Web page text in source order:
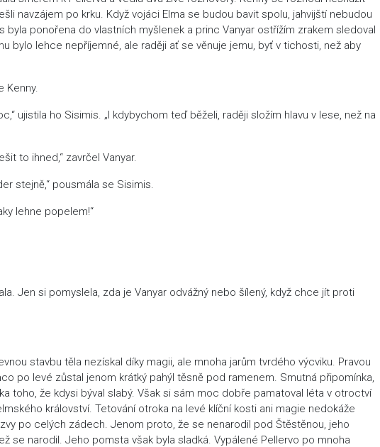
navzájem po krku. Když vojáci Elma se budou bavit spolu, jahvijští nebudou
byla ponořena do vlastních myšlenek a princ Vanyar ostřížím zrakem sledoval
bylo lehce nepříjemné, ale raději ať se věnuje jemu, byť v tichosti, než aby
Kenny.
ujistila ho Sisimis. „I kdybychom teď běželi, raději složím hlavu v lese, než na
to ihned,“ zavrčel Vanyar.
stejně,“ pousmála se Sisimis.
lehne popelem!“
Jen si pomyslela, zda je Vanyar odvážný nebo šílený, když chce jít proti
stavbu těla nezískal díky magii, ale mnoha jarům tvrdého výcviku. Pravou
po levé zůstal jenom krátký pahýl těsně pod ramenem. Smutná připomínka,
toho, že kdysi býval slabý. Však si sám moc dobře pamatoval léta v otroctví
království. Tetování otroka na levé klíční kosti ani magie nedokáže
po celých zádech. Jenom proto, že se nenarodil pod Štěstěnou, jeho
se narodil. Jeho pomsta však byla sladká. Vypálené Pellervo po mnoha